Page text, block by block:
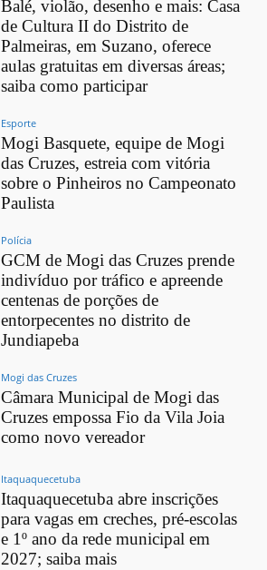
Balé, violão, desenho e mais: Casa
de Cultura II do Distrito de
Palmeiras, em Suzano, oferece
aulas gratuitas em diversas áreas;
saiba como participar
Esporte
Mogi Basquete, equipe de Mogi
das Cruzes, estreia com vitória
sobre o Pinheiros no Campeonato
Paulista
Polícia
GCM de Mogi das Cruzes prende
indivíduo por tráfico e apreende
centenas de porções de
entorpecentes no distrito de
Jundiapeba
Mogi das Cruzes
Câmara Municipal de Mogi das
Cruzes empossa Fio da Vila Joia
como novo vereador
Itaquaquecetuba
Itaquaquecetuba abre inscrições
para vagas em creches, pré-escolas
e 1º ano da rede municipal em
2027; saiba mais